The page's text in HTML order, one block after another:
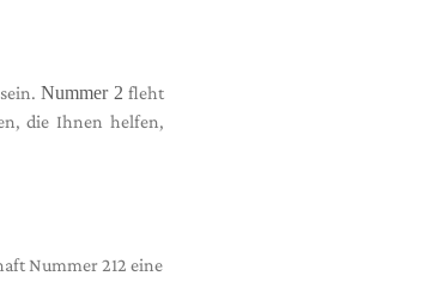
sein.Nummer 2 fleht
die Ihnen helfen,
Nummer 212 eine